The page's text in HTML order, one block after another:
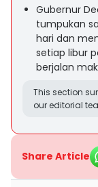
Gubernur
tumpukan
hari dan
setiap libur
berjalan
This section
our editorial
Share Article